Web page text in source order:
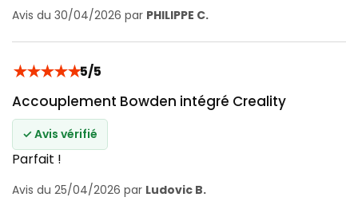
Avis du 30/04/2026 par PHILIPPE C.
★★★★★5/5
Accouplement Bowden intégré Creality
✓ Avis vérifié
Parfait !
Avis du 25/04/2026 par Ludovic B.